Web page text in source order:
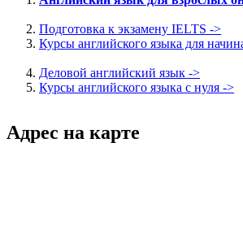
Подготовка к экзамену IELTS ->
Курсы английского языка для
Деловой английский язык ->
Курсы английского языка с нуля ->
Адрес на карте